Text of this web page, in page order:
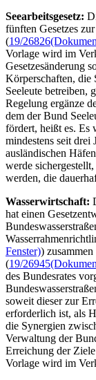
Seearbeitsgesetz:
fünften Gesetzes
(19/26826
Vorlage wird im
Gesetzesänderung
Körperschaften, die
Seeleute betreiben,
Regelung ergänze
dem der Bund
fördert, heißt es. Es
mindestens seit
ausländischen
werde
werden, die
Wasserwirtschaft:
hat einen
Fenster))
(19/26945
des Bundesrates
soweit dieser zur
erforderlich ist, als
die Synergien
Verwaltung der
Erreichung der
Vorlage wird im